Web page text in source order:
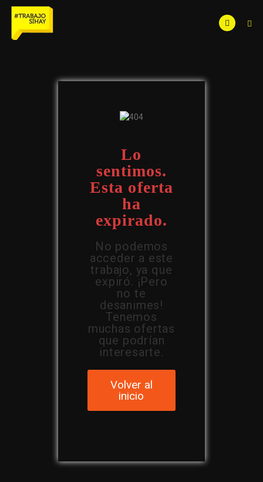
Lo
sentimos.
Esta oferta
ha
expirado.
No podemos
acceder a este
trabajo, ya que
expiró. ¡Pero
no te
desanimes!
Tenemos
muchas ofertas
que podrían
interesarte.
Volver al
inicio